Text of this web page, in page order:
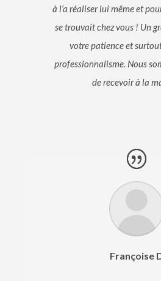
à l’a réaliser lui même et
se trouvait chez vous ! Un
votre patience et
professionnalisme. Nous
de recevoir à la
Françoise